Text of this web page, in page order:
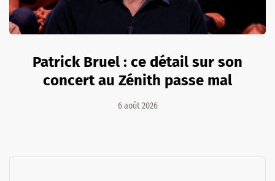
Patrick Bruel : ce détail sur son
concert au Zénith passe mal
6 août 2026